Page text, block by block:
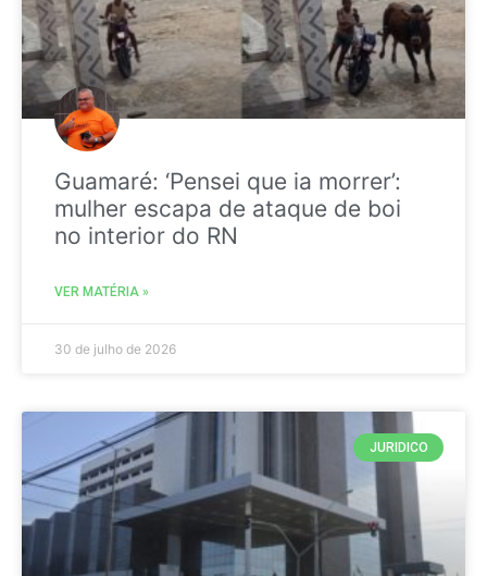
Guamaré: ‘Pensei que ia morrer’:
mulher escapa de ataque de boi
no interior do RN
VER MATÉRIA »
30 de julho de 2026
JURIDICO